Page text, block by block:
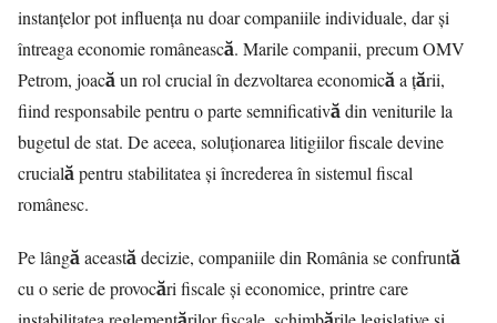
instanțelor pot influența nu doar companiile individuale, dar și
întreaga economie românească. Marile companii, precum OMV
Petrom, joacă un rol crucial în dezvoltarea economică a țării,
fiind responsabile pentru o parte semnificativă din veniturile la
bugetul de stat. De aceea, soluționarea litigiilor fiscale devine
crucială pentru stabilitatea și încrederea în sistemul fiscal
românesc.
Pe lângă această decizie, companiile din România se confruntă
cu o serie de provocări fiscale și economice, printre care